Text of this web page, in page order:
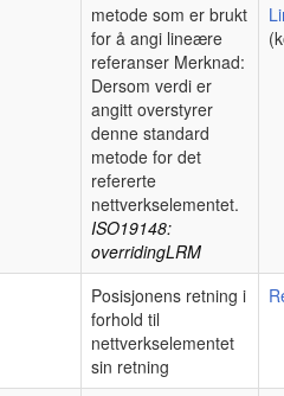
metode som er brukt
for å angi lineære
referanser Merknad:
Dersom verdi er
angitt overstyrer
denne standard
metode for det
refererte
nettverkselementet.
ISO19148:
overridingLRM
Posisjonens retning i
forhold til
nettverkselementet
sin retning